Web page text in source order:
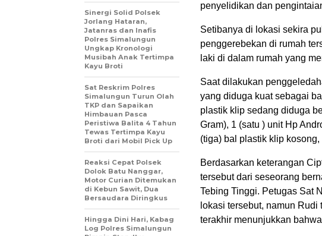
penyelidikan dan
Setibanya di lokasi sekira
penggerebekan di rumah
laki di dalam rumah yang
Saat dilakukan
yang diduga kuat sebagai
plastik klip sedang diduga
Gram), 1 (satu ) unit Hp
(tiga) bal plastik klip
Berdasarkan keterangan
tersebut dari seseorang
Tebing Tinggi. Petugas Sat
lokasi tersebut, namun
terakhir menunjukkan
Sinergi Solid Polsek
Jorlang Hataran,
Jatanras dan Inafis
Polres Simalungun
Ungkap Kronologi
Musibah Anak Tertimpa
Kayu Broti
Sat Reskrim Polres
Simalungun Turun Olah
TKP dan Sapaikan
Himbauan Pasca
Peristiwa Balita 4 Tahun
Tewas Tertimpa Kayu
Broti dari Mobil Pick Up
Reaksi Cepat Polsek
Dolok Batu Nanggar,
Motor Curian Ditemukan
di Kebun Sawit, Dua
Bersaudara Diringkus
Hingga Dini Hari, Kabag
Log Polres Simalungun